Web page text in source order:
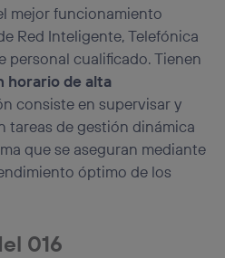
mejor funcionamiento
Red Inteligente, Telefónica
personal cualificado. Tienen
horario de alta
consiste en supervisar y
tareas de gestión dinámica
que se aseguran mediante
óptimo de los
016